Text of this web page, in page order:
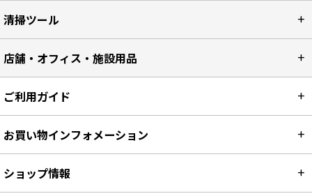
清掃ツール
店舗・オフィス・施設用品
ご利用ガイド
お買い物インフォメーション
ショップ情報